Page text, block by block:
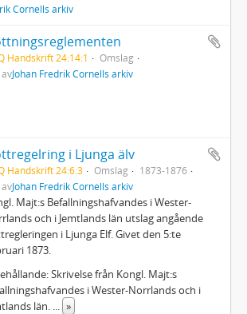
Cornells arkiv
Handskrift 24:14:1
Omslag
Johan Fredrik Cornells arkiv
i Ljunga älv
Handskrift 24:6:3 Omslag
1873-1876
Johan Fredrik Cornells arkiv
Majt:s Befallningshafvandes i Wester-
och i Jemtlands län utslag angående
i Ljunga Elf. Givet den 5:te
1873.
Skrivelse från Kongl. Majt:s
i Wester-Norrlands och i
län.
»